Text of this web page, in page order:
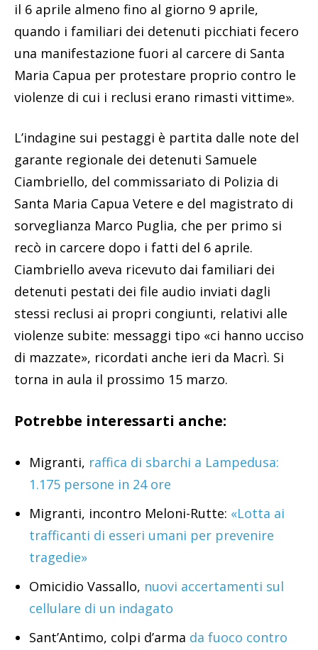
il 6 aprile almeno fino al giorno 9 aprile,
quando i familiari dei detenuti picchiati fecero
una manifestazione fuori al carcere di Santa
Maria Capua per protestare proprio contro le
violenze di cui i reclusi erano rimasti vittime».
L’indagine sui pestaggi è partita dalle note del
garante regionale dei detenuti Samuele
Ciambriello, del commissariato di Polizia di
Santa Maria Capua Vetere e del magistrato di
sorveglianza Marco Puglia, che per primo si
recò in carcere dopo i fatti del 6 aprile.
Ciambriello aveva ricevuto dai familiari dei
detenuti pestati dei file audio inviati dagli
stessi reclusi ai propri congiunti, relativi alle
violenze subite: messaggi tipo «ci hanno ucciso
di mazzate», ricordati anche ieri da Macrì. Si
torna in aula il prossimo 15 marzo.
Potrebbe interessarti anche:
Migranti, raffica di sbarchi a Lampedusa:
1.175 persone in 24 ore
Migranti, incontro Meloni-Rutte: «Lotta ai
trafficanti di esseri umani per prevenire
tragedie»
Omicidio Vassallo, nuovi accertamenti sul
cellulare di un indagato
Sant’Antimo, colpi d’arma da fuoco contro